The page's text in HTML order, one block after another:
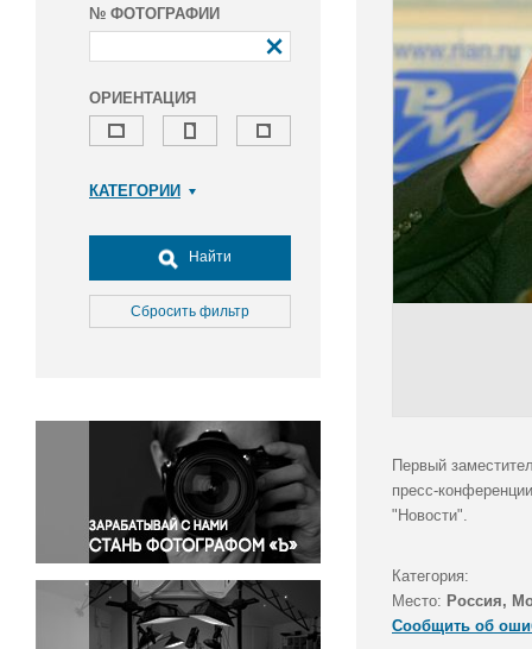
№ ФОТОГРАФИИ
ОРИЕНТАЦИЯ
КАТЕГОРИИ
Досуг, туризм и отдых
Культура
Медицина
Окружающая среда
Политика
Правосудие
Происшествия и конфликты
Религия
Светская жизнь
Спорт
Экология
Найти
Сбросить фильтр
Первый
пресс-
"Новости".
Категория:
Место: Россия,
Сообщить об